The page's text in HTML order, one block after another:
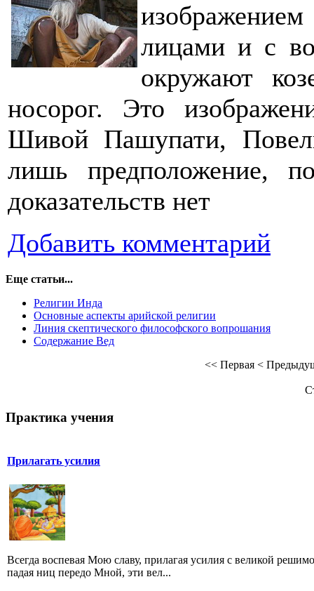
лицами и с
окружают
носорог. Это
Шивой Пашупати,
лишь предположение,
доказательств нет
Добавить комментарий
Еще статьи...
Религии Инда
Основные аспекты арийской религии
Линия скептического философского вопрошания
Содержание Вед
<< Первая <
Практика учения
Прилагать усилия
Всегда воспевая Мою славу, прилагая усилия с великой
падая ниц передо Мной, эти вел...